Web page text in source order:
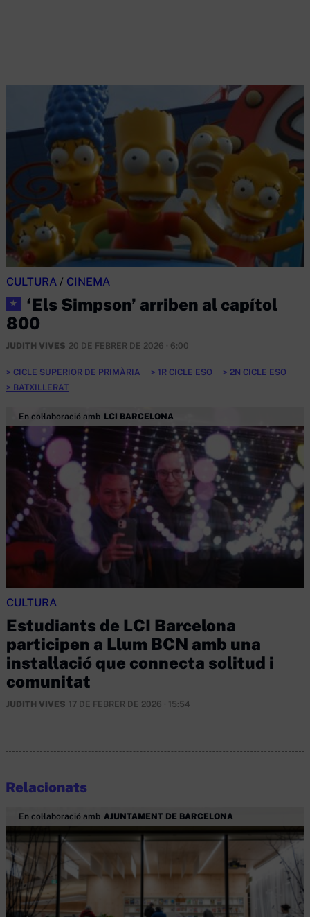
CULTURA / CINEMA
★
‘Els Simpson’ arriben al capítol
800
JUDITH VIVES 20 DE FEBRER DE 2026 · 6:00
CICLE SUPERIOR DE PRIMÀRIA 1R CICLE ESO
2N CICLE ESO
BATXILLERAT
En col·laboració amb LCI BARCELONA
CULTURA
Estudiants de LCI Barcelona
participen a Llum BCN amb una
instal·lació que connecta solitud i
comunitat
JUDITH VIVES 17 DE FEBRER DE 2026 · 15:54
Relacionats
En col·laboració amb AJUNTAMENT DE BARCELONA